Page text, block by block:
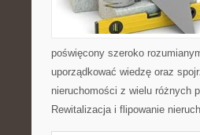
poświęcony szeroko
uporządkować wiedzę oraz
nieruchomości z wielu różnych
Rewitalizacja i flipowanie